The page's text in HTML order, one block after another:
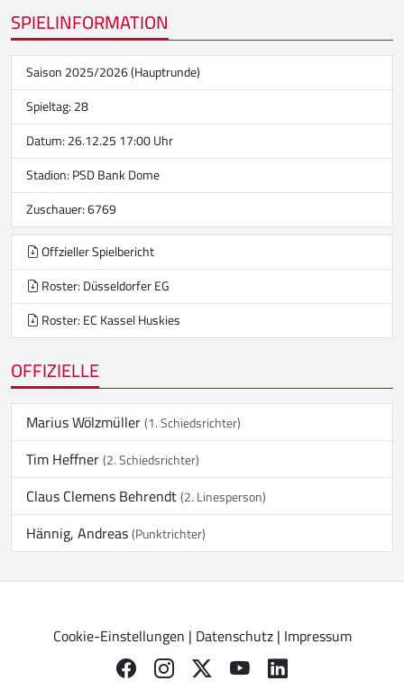
SPIELINFORMATION
Saison 2025/2026 (Hauptrunde)
Spieltag: 28
Datum: 26.12.25 17:00 Uhr
Stadion:PSD Bank Dome
Zuschauer: 6769
Offzieller Spielbericht
Roster: Düsseldorfer EG
Roster: EC Kassel Huskies
OFFIZIELLE
Marius Wölzmüller(1. Schiedsrichter)
Tim Heffner(2. Schiedsrichter)
Claus Clemens Behrendt(2. Linesperson)
Hännig, Andreas(Punktrichter)
Cookie-Einstellungen | Datenschutz| Impressum